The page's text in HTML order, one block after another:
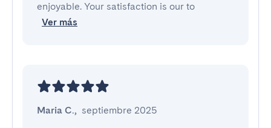
enjoyable. Your satisfaction is our to
Ver más
Maria C., septiembre 2025